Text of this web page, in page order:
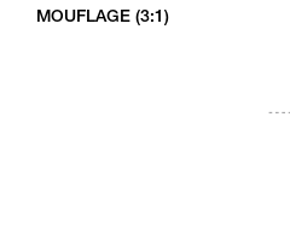
MOUFLAGE (3:1)